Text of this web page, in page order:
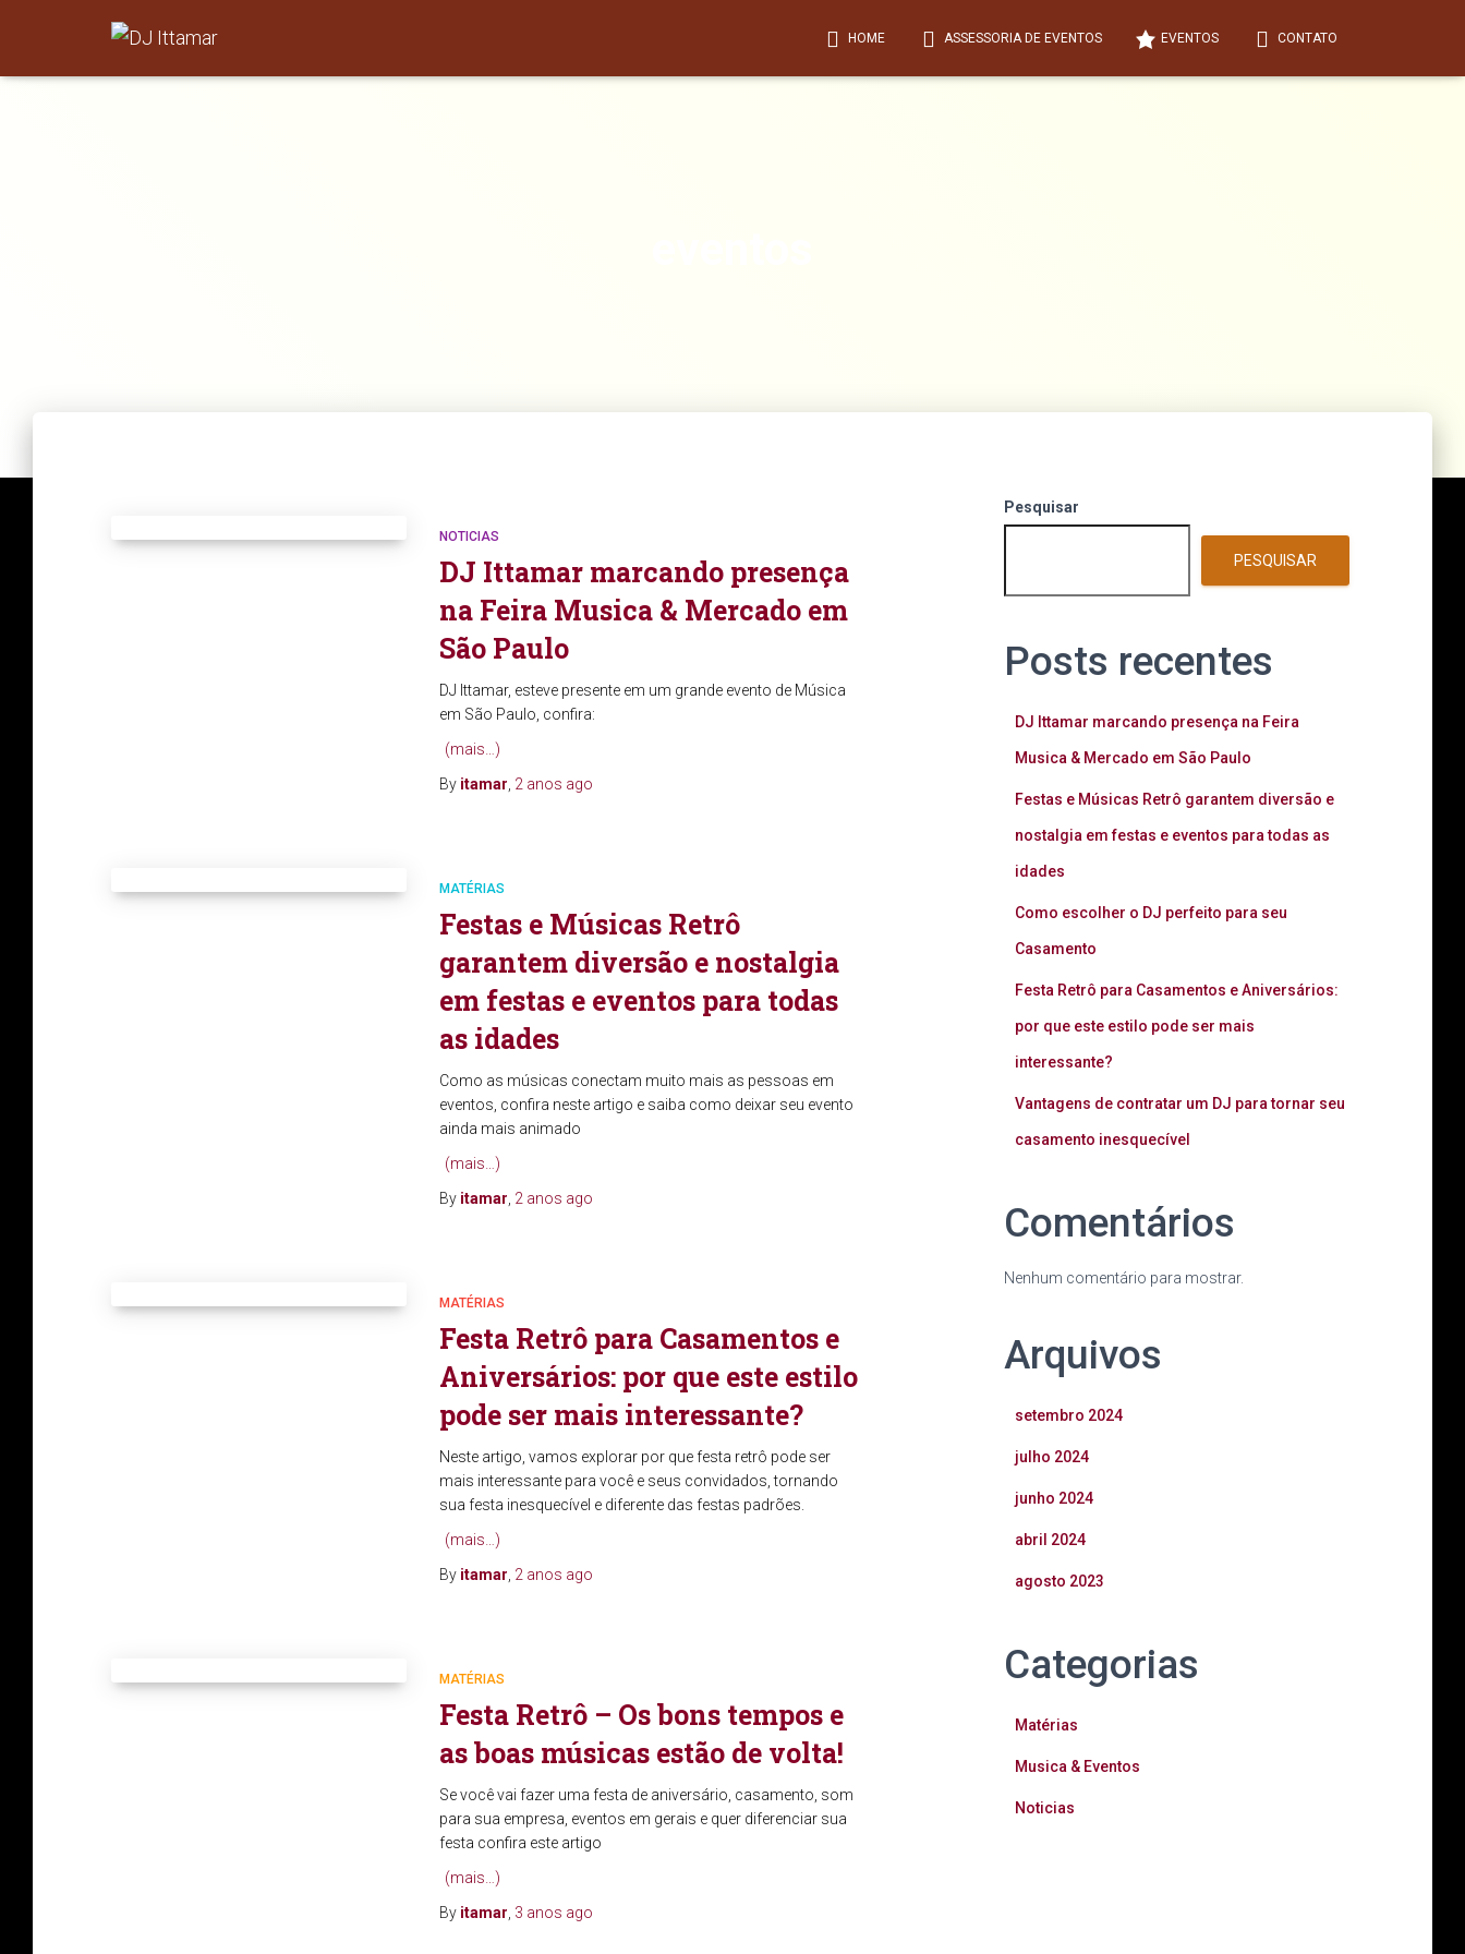
HOME ASSESSORIA DE EVENTOS EVENTOS CONTATO
NOTICIAS
DJ Ittamar marcando presença
na Feira Musica & Mercado em
São Paulo
DJ Ittamar, esteve presente em um grande evento de Música
em São Paulo, confira:
(mais…)
By itamar 2 anos ago
MATÉRIAS
Festas e Músicas Retrô
garantem diversão e nostalgia
em festas e eventos para todas
as idades
Como as músicas conectam muito mais as pessoas em
eventos, confira neste artigo e saiba como deixar seu evento
ainda mais animado
(mais…)
By itamar 2 anos ago
MATÉRIAS
Festa Retrô para Casamentos e
Aniversários: por que este estilo
pode ser mais interessante?
Neste artigo, vamos explorar por que festa retrô pode ser
mais interessante para você e seus convidados, tornando
sua festa inesquecível e diferente das festas padrões.
(mais…)
By itamar 2 anos ago
MATÉRIAS
Festa Retrô – Os bons tempos e
as boas músicas estão de volta!
Se você vai fazer uma festa de aniversário, casamento, som
para sua empresa, eventos em gerais e quer diferenciar sua
festa confira este artigo
(mais…)
By itamar 3 anos ago
Pesquisar
PESQUISAR
Posts recentes
DJ Ittamar marcando presença na Feira
Musica & Mercado em São Paulo
Festas e Músicas Retrô garantem diversão e
nostalgia em festas e eventos para todas as
idades
Como escolher o DJ perfeito para seu
Casamento
Festa Retrô para Casamentos e Aniversários:
por que este estilo pode ser mais
interessante?
Vantagens de contratar um DJ para tornar seu
casamento inesquecível
Comentários
Nenhum comentário para mostrar.
Arquivos
setembro 2024
julho 2024
junho 2024
abril 2024
agosto 2023
Categorias
Matérias
Musica & Eventos
Noticias